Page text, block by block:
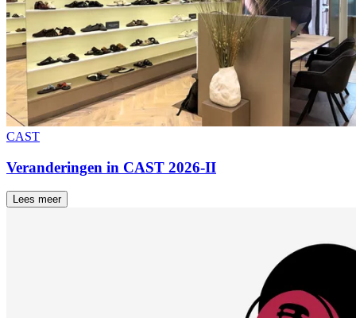
CAST
Veranderingen in CAST 2026-II
Lees meer